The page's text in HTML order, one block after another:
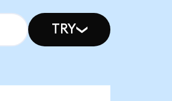
TRY